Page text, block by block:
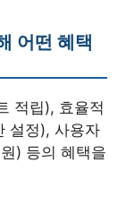
어떤 혜택
적립), 효율적
설정), 사용자
) 등의 혜택을